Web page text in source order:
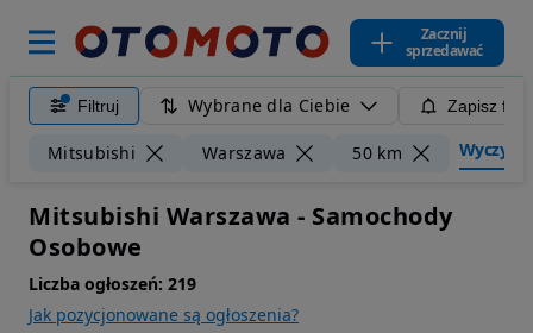
Zacznij
sprzedawać
Filtruj Wybrane dla Ciebie Zapisz
Mitsubishi Warszawa 50 km Wyczyść
Mitsubishi Warszawa - Samochody
Osobowe
Liczba ogłoszeń: 219
Jak pozycjonowane są ogłoszenia?